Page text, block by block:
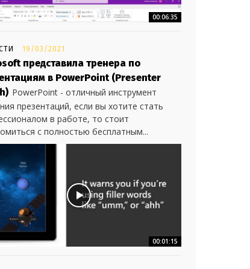
00:06:35
19/03/2021
представила тренера по
в PowerPoint (Presenter
PowerPoint - отличный инструмент
презентаций, если вы хотите стать
в работе, то стоит
с полностью бесплатным...
00:01:15